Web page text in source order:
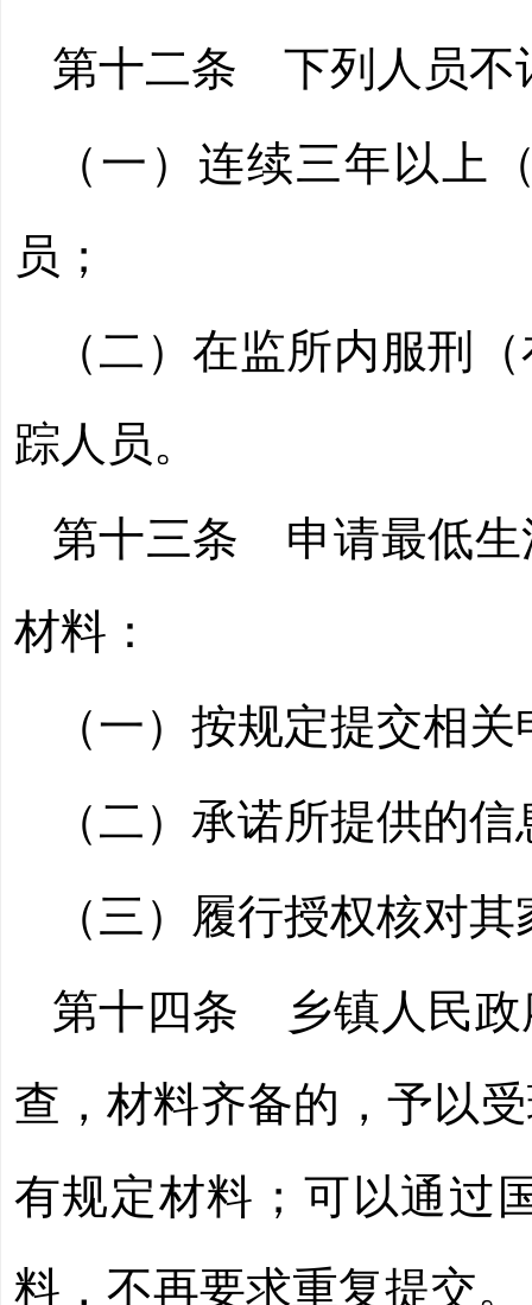
第十二条 下列人员不
（一）连续三年以上
员；
（二）在监所内服刑
踪人员。
第十三条 申请最低生
材料：
（一）按规定提交相
（二）承诺所提供的
（三）履行授权核对
第十四条 乡镇人民政
查，材料齐备的，予以
有规定材料；可以通过
料，不再要求重复提交。